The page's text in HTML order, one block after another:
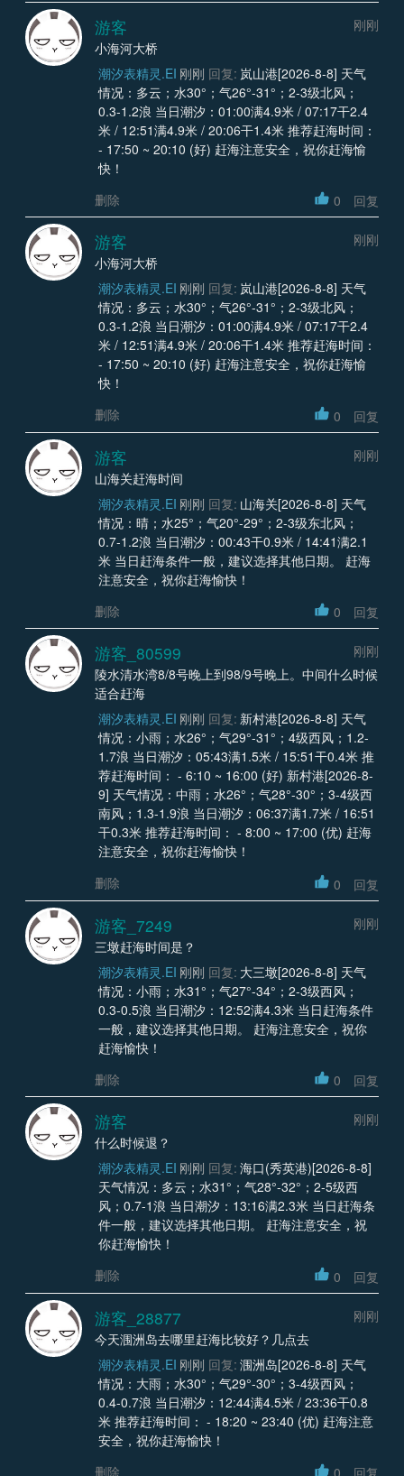
游客
刚刚
小海河大桥
潮汐表精灵.EI 刚刚 回复: 岚山港[2026-8-8] 天气
情况：多云；水30°；气26°-31°；2-3级北风；
0.3-1.2浪 当日潮汐：01:00满4.9米 / 07:17干2.4
米 / 12:51满4.9米 / 20:06干1.4米 推荐赶海时间：
- 17:50 ~ 20:10 (好) 赶海注意安全，祝你赶海愉
快！
删除
0 回复
游客
刚刚
小海河大桥
潮汐表精灵.EI 刚刚 回复: 岚山港[2026-8-8] 天气
情况：多云；水30°；气26°-31°；2-3级北风；
0.3-1.2浪 当日潮汐：01:00满4.9米 / 07:17干2.4
米 / 12:51满4.9米 / 20:06干1.4米 推荐赶海时间：
- 17:50 ~ 20:10 (好) 赶海注意安全，祝你赶海愉
快！
删除
0 回复
游客
刚刚
山海关赶海时间
潮汐表精灵.EI 刚刚 回复: 山海关[2026-8-8] 天气
情况：晴；水25°；气20°-29°；2-3级东北风；
0.7-1.2浪 当日潮汐：00:43干0.9米 / 14:41满2.1
米 当日赶海条件一般，建议选择其他日期。 赶海
注意安全，祝你赶海愉快！
删除
0 回复
游客_80599
刚刚
陵水清水湾8/8号晚上到98/9号晚上。中间什么时候
适合赶海
潮汐表精灵.EI 刚刚 回复: 新村港[2026-8-8] 天气
情况：小雨；水26°；气29°-31°；4级西风；1.2-
1.7浪 当日潮汐：05:43满1.5米 / 15:51干0.4米 推
荐赶海时间： - 6:10 ~ 16:00 (好) 新村港[2026-8-
9] 天气情况：中雨；水26°；气28°-30°；3-4级西
南风；1.3-1.9浪 当日潮汐：06:37满1.7米 / 16:51
干0.3米 推荐赶海时间： - 8:00 ~ 17:00 (优) 赶海
注意安全，祝你赶海愉快！
删除
0 回复
游客_7249
刚刚
三墩赶海时间是？
潮汐表精灵.EI 刚刚 回复: 大三墩[2026-8-8] 天气
情况：小雨；水31°；气27°-34°；2-3级西风；
0.3-0.5浪 当日潮汐：12:52满4.3米 当日赶海条件
一般，建议选择其他日期。 赶海注意安全，祝你
赶海愉快！
删除
0 回复
游客
刚刚
什么时候退？
潮汐表精灵.EI 刚刚 回复: 海口(秀英港)[2026-8-8]
天气情况：多云；水31°；气28°-32°；2-5级西
风；0.7-1浪 当日潮汐：13:16满2.3米 当日赶海条
件一般，建议选择其他日期。 赶海注意安全，祝
你赶海愉快！
删除
0 回复
游客_28877
刚刚
今天涠洲岛去哪里赶海比较好？几点去
潮汐表精灵.EI 刚刚 回复: 涠洲岛[2026-8-8] 天气
情况：大雨；水30°；气29°-30°；3-4级西风；
0.4-0.7浪 当日潮汐：12:44满4.5米 / 23:36干0.8
米 推荐赶海时间： - 18:20 ~ 23:40 (优) 赶海注意
安全，祝你赶海愉快！
删除